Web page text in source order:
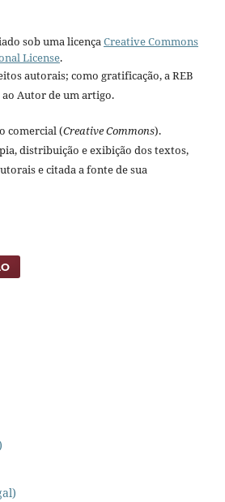
sob uma licençaCreative Commons
License.
autorais; como gratificação, a REB
Autor de um artigo.
comercial (Creative Commons).
distribuição e exibição dos textos,
e citada a fonte de sua